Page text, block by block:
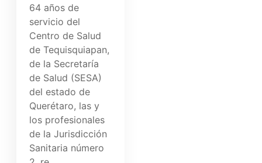
64 años de
servicio del
Centro de Salud
de Tequisquiapan,
de la Secretaría
de Salud (SESA)
del estado de
Querétaro, las y
los profesionales
de la Jurisdicción
Sanitaria número